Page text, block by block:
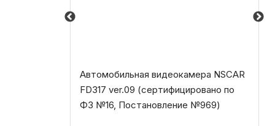
Автомобильная видеокамера NSCAR
FD317 ver.09 (сертифицировано по
ФЗ №16, Постановление №969)